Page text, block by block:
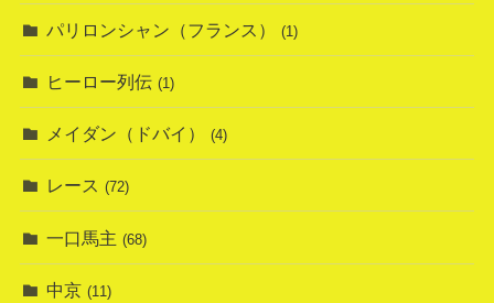
パリロンシャン（フランス） (1)
ヒーロー列伝 (1)
メイダン（ドバイ） (4)
レース (72)
一口馬主 (68)
中京 (11)